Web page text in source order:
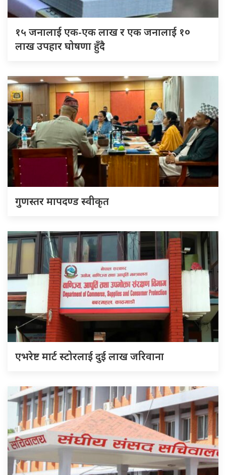
१५ जनालाई एक-एक लाख र एक जनालाई १०
लाख उपहार घोषणा हुँदै
गुणस्तर मापदण्ड स्वीकृत
एभरेष्ट मार्ट स्टोरलाई दुई लाख जरिवाना